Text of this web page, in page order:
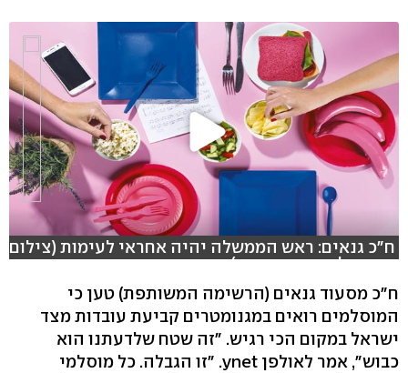
ח"כ גנאים: ראש הממשלה יהיה אחראי לעימות (צילום:
חגי דקל, אביהו שפירא)
ח"כ מסעוד גנאים (הרשימה המשותפת) טען כי
המוסלמים רואים במגנומטרים קביעת עובדות מצד
ישראל במקום הכי רגיש. "זה שטח שלדעתנו הוא
כבוש", אמר לאולפן ynet. "זו הגבלה. כל מוסלמי